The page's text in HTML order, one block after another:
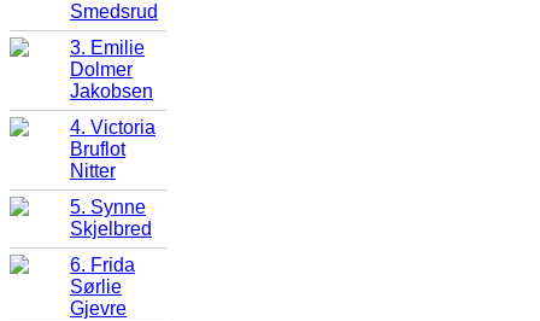
Smedsrud
3. Emilie
Dolmer
Jakobsen
4. Victoria
Bruflot
Nitter
5. Synne
Skjelbred
6. Frida
Sørlie
Gjevre